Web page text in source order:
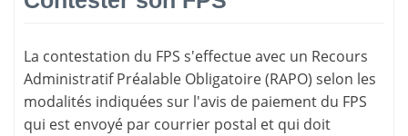
La contestation du FPS s'effectue avec un Recours
Administratif Préalable Obligatoire (RAPO) selon les
modalités indiquées sur l'avis de paiement du FPS
qui est envoyé par courrier postal et qui doit